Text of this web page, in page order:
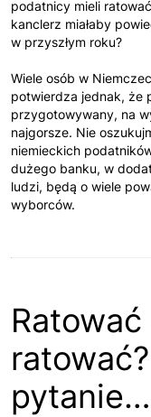
podatnicy mieli
kanclerz miałaby
w przyszłym roku?
Wiele osób w
potwierdza jednak, że
przygotowywany, na
najgorsze. Nie
niemieckich
dużego banku, w
ludzi, będą o wiele
wyborców.
pytanie…